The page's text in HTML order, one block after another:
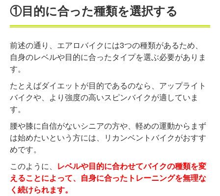
①目的に合った種類を選択する
前述の通り、エアロバイクには3つの種類があるため、
自身のレベルや目的に合ったタイプを選ぶ必要がありま
す。
たとえばダイエットが目的であるのなら、アップライト
バイクや、より強度の高いスピンバイクが適していま
す。
腰や膝に自信がないシニアの方や、軽めの運動からまず
は始めたいという方には、リカンベントバイクがおすす
めです。
このように、 レベルや目的に合わせてバイクの種類を変
えることによって、自身に合ったトレーニングを無理な
く続けられます。